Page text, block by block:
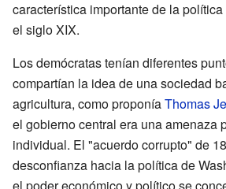
característica importante de la
el siglo XIX.
Los demócratas tenían diferentes
compartían la idea de una sociedad
agricultura, como proponíaThomas
el gobierno central era una amenaza
individual. El "acuerdo corrupto" de
desconfianza hacia la política de
el poder económico y político se